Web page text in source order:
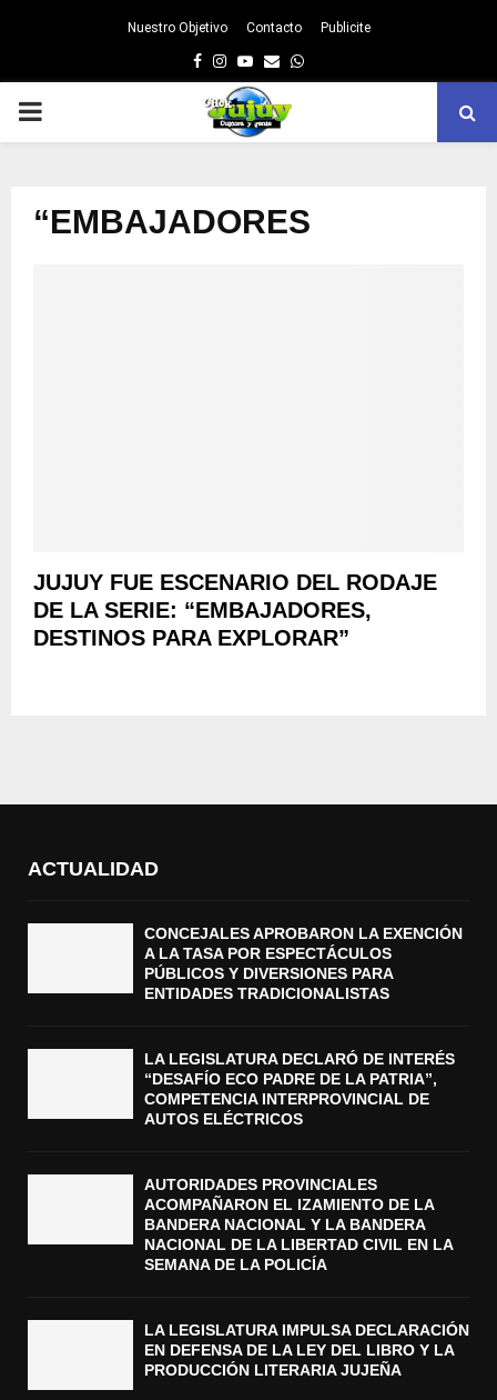
Nuestro Objetivo Contacto Publicite
Facebook
Instagram
Youtube
EmailWhatsapp
PRIMARY
“EMBAJADORES
JUJUY FUE ESCENARIO DEL RODAJE
DE LA SERIE: “EMBAJADORES,
DESTINOS PARA EXPLORAR”
ACTUALIDAD
CONCEJALES APROBARON LA EXENCIÓN
A LA TASA POR ESPECTÁCULOS
PÚBLICOS Y DIVERSIONES PARA
ENTIDADES TRADICIONALISTAS
LA LEGISLATURA DECLARÓ DE INTERÉS
“DESAFÍO ECO PADRE DE LA PATRIA”,
COMPETENCIA INTERPROVINCIAL DE
AUTOS ELÉCTRICOS
AUTORIDADES PROVINCIALES
ACOMPAÑARON EL IZAMIENTO DE LA
BANDERA NACIONAL Y LA BANDERA
NACIONAL DE LA LIBERTAD CIVIL EN LA
SEMANA DE LA POLICÍA
LA LEGISLATURA IMPULSA DECLARACIÓN
EN DEFENSA DE LA LEY DEL LIBRO Y LA
PRODUCCIÓN LITERARIA JUJEÑA